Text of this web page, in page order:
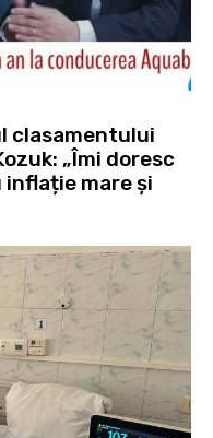
clasamentului
„Îmi doresc
inflație mare și